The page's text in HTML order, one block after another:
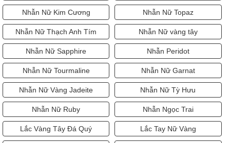
Nhẫn Nữ Kim Cương Nhẫn Nữ Topaz
Nhẫn Nữ Thạch Anh Tím Nhẫn Nữ vàng tây
Nhẫn Nữ Sapphire Nhẫn Peridot
Nhẫn Nữ Tourmaline Nhẫn Nữ Garnat
Nhẫn Nữ Vàng Jadeite Nhẫn Nữ Tỳ Hưu
Nhẫn Nữ Ruby Nhẫn Ngọc Trai
Lắc Vàng Tây Đá Quý Lắc Tay Nữ Vàng